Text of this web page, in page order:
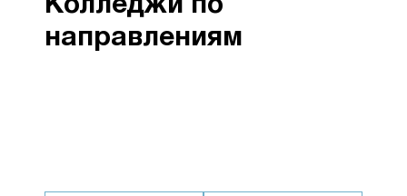
Колледжи по
направлениям